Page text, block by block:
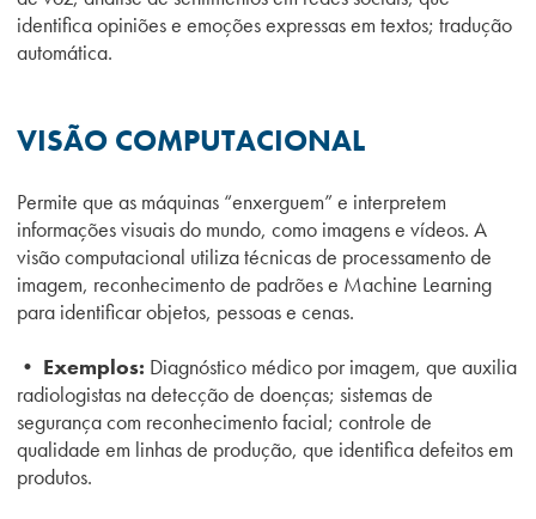
identifica opiniões e emoções expressas em textos; tradução
automática.
VISÃO COMPUTACIONAL
Permite que as máquinas “enxerguem” e interpretem
informações visuais do mundo, como imagens e vídeos. A
visão computacional utiliza técnicas de processamento de
imagem, reconhecimento de padrões e Machine Learning
para identificar objetos, pessoas e cenas.
• Exemplos: Diagnóstico médico por imagem, que auxilia
radiologistas na detecção de doenças; sistemas de
segurança com reconhecimento facial; controle de
qualidade em linhas de produção, que identifica defeitos em
produtos.